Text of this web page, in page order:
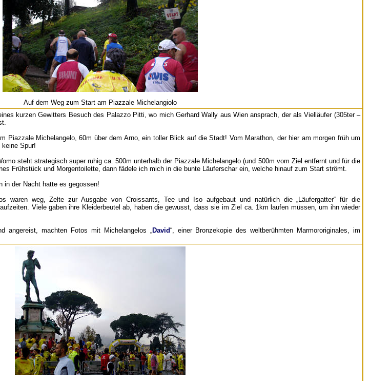
Auf dem Weg zum Start am Piazzale Michelangiolo
kurzen Gewitters Besuch des Palazzo Pitti, wo mich Gerhard Wally aus Wien ansprach, der als Vielläufer (305ter –
Piazzale Michelangelo, 60m über dem Arno, ein toller Blick auf die Stadt! Vom Marathon, der hier am morgen früh um
Spur!
steht strategisch super ruhig ca. 500m unterhalb der Piazzale Michelangelo (und 500m vom Ziel entfernt und für die
Frühstück und Morgentoilette, dann fädele ich mich in die bunte Läuferschar ein, welche hinauf zum Start strömt.
in der Nacht hatte es gegossen!
waren weg, Zelte zur Ausgabe von Croissants, Tee und Iso aufgebaut und natürlich die „Läufergatter“ für die
Viele gaben ihre Kleiderbeutel ab, haben die gewusst, dass sie im Ziel ca. 1km laufen müssen, um ihn wieder
angereist, machten Fotos mit Michelangelos „David“, einer Bronzekopie des weltberühmten Marmororiginales, im